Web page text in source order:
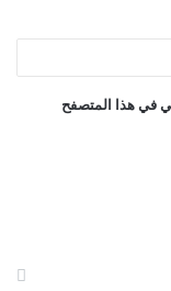
في هذا المتصفح